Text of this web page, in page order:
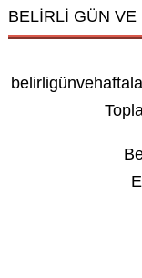
BELİRLİ GÜN VE